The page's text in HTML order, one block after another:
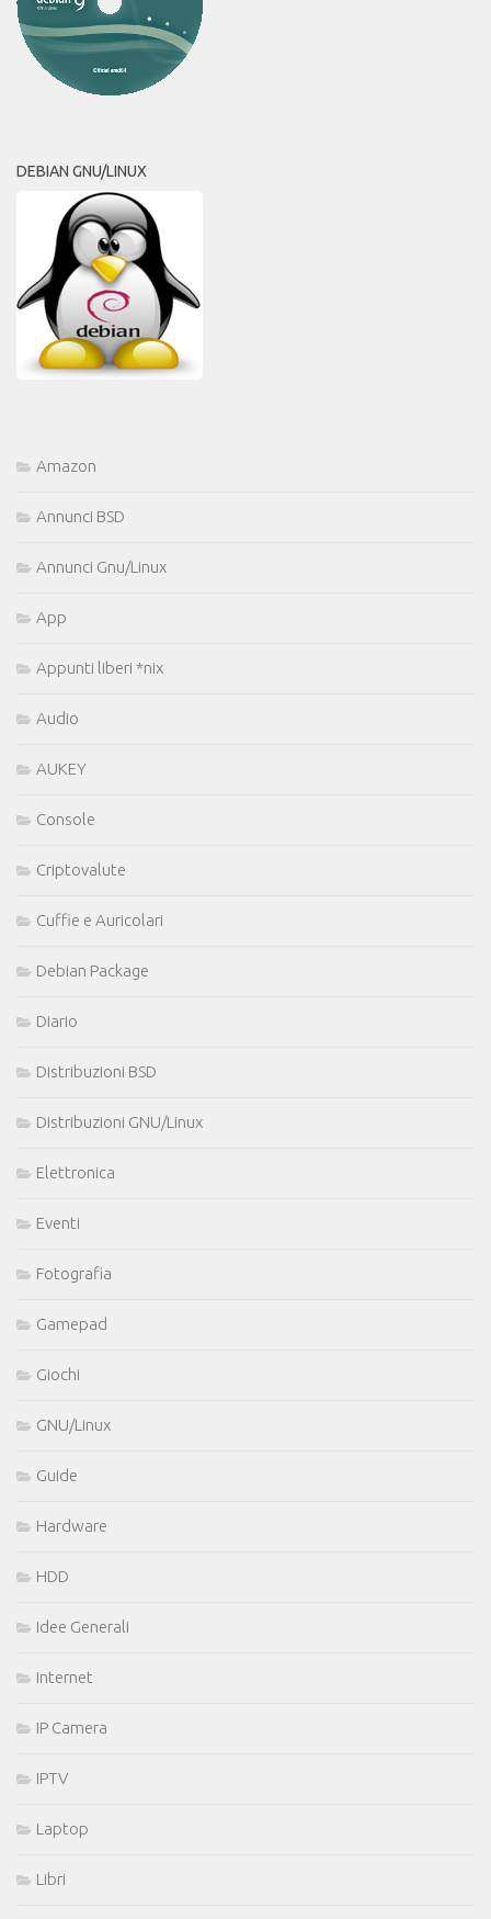
DEBIAN GNU/LINUX
Amazon
Annunci BSD
Annunci Gnu/Linux
App
Appunti liberi *nix
Audio
AUKEY
Console
Criptovalute
Cuffie e Auricolari
Debian Package
Diario
Distribuzioni BSD
Distribuzioni GNU/Linux
Elettronica
Eventi
Fotografia
Gamepad
Giochi
GNU/Linux
Guide
Hardware
HDD
Idee Generali
Internet
IP Camera
IPTV
Laptop
Libri